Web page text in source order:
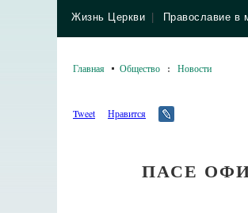
Жизнь Церкви Православие в
Главная Общество : Новости
Tweet Нравится
ПАСЕ